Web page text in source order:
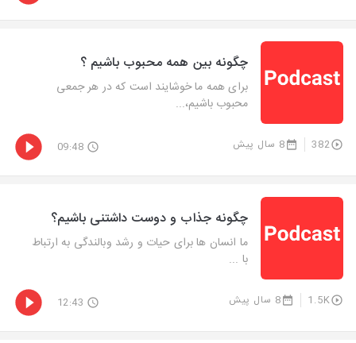
چگونه بین همه محبوب باشیم ؟
برای همه ما خوشایند است که در هر جمعی
محبوب باشیم،...
382 8 سال پیش 09:48
چگونه جذاب و دوست داشتنی باشیم؟
ما انسان ها برای حیات و رشد وبالندگی به ارتباط
با ...
1.5K 8 سال پیش 12:43